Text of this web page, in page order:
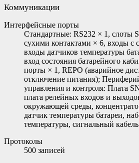
Коммуникации
Интерфейсные порты
Стандартные: RS232 × 1, слоты
сухими контактами × 6, входы с
входы датчиков температуры
вход состояния батарейного
порты × 1, REPO (аварийное
отключение питания);
управления и контроля: Плата
плата релейных входов и
окружающей среды,
датчик температуры батареи,
температуры, сигнальный
Протоколы
500 записей